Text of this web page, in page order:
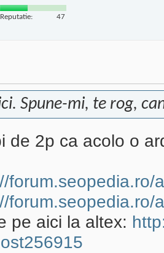
Reputatie: 47
Spune-mi, te rog,
de 2p ca acolo o
forum.seopedia.ro/
forum.seopedia.ro/
pe aici la altex: